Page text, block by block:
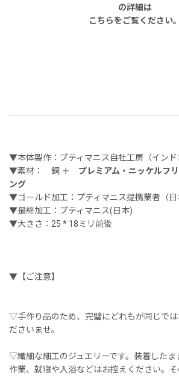
の詳細は
こちらをご覧ください。
▼本体製作：プティマニス自社工房（インド
▼素材： 銅 ＋ プレミアム・ニッケルフ
ング
▼ゴールド加工：プティマニス提携業者（日
▼最終加工：プティマニス(日本)
▼大きさ：25 * 18ミリ前後
▼【ご注意】
▽手作り品のため、完璧にどれもが同じでは
ださいませ。
▽繊細な細工のジュエリーです。装着したま
作業、就寝や入浴などはお控えください。